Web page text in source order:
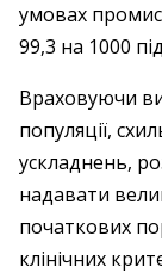
умовах
99,3 на 1000
Враховуючи
популяції,
ускладнень,
надавати
початкових
клінічних